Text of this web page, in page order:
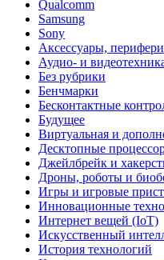
Qualcomm
Samsung
Sony
Аксессуары,
Аудио- и
Без рубрики
Бенчмарки
Бесконтактные
Будущее
Виртуальная и
Десктопные
Джейлбрейк и
Дроны, роботы и
Игры и игровые
Инновационные
Интернет вещей (IoT)
Искусственный
История технологий